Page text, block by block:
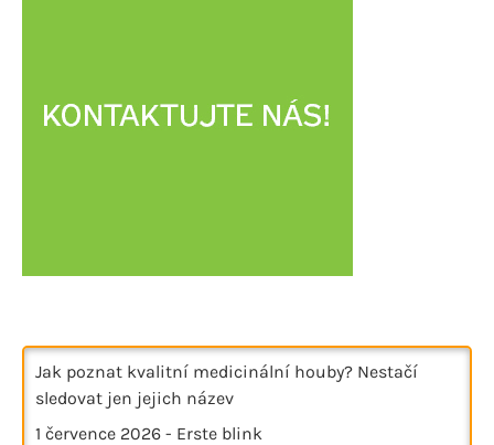
Jak poznat kvalitní medicinální houby? Nestačí
sledovat jen jejich název
1 července 2026 - Erste blink